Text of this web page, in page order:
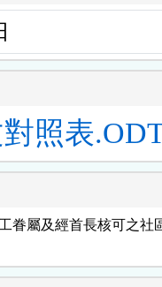
照表
眷屬及經首長核可之社